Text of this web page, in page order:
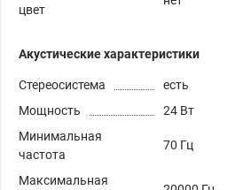
цвет
Акустические характеристики
Стереосистема
есть
Мощность
24 Вт
Минимальная
частота
70 Гц
Максимальная